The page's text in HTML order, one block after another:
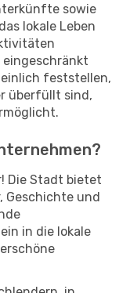
sowie
lokale Leben
feststellen,
überfüllt sind,
Die Stadt bietet
Geschichte und
in die lokale